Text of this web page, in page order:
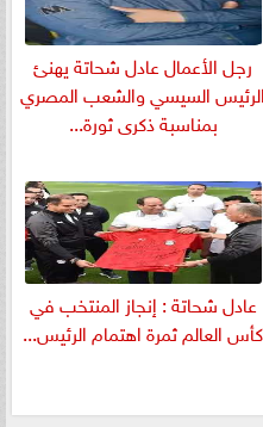
رجل الأعمال عادل شحاتة يهنئ
الرئيس السيسي والشعب المصري
بمناسبة ذكرى ثورة...
عادل شحاتة : إنجاز المنتخب في
كأس العالم ثمرة اهتمام الرئيس...